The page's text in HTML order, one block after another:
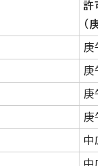
許
（
庚
庚
庚
庚
中
中